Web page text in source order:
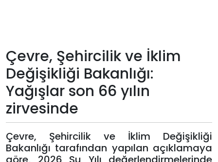
Künye
Giriş
Yap
Çevre, Şehircilik ve İklim
Değişikliği Bakanlığı:
Yağışlar son 66 yılın
zirvesinde
Çevre, Şehircilik ve İklim Değişikliği
Bakanlığı tarafından yapılan açıklamaya